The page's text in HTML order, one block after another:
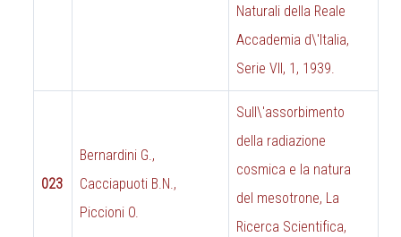
Naturali della Reale
Accademia d\'Italia,
Serie VII, 1, 1939.
023
Bernardini G.,
Cacciapuoti B.N.,
Piccioni O.
Sull\'assorbimento
della radiazione
cosmica e la natura
del mesotrone, La
Ricerca Scientifica,